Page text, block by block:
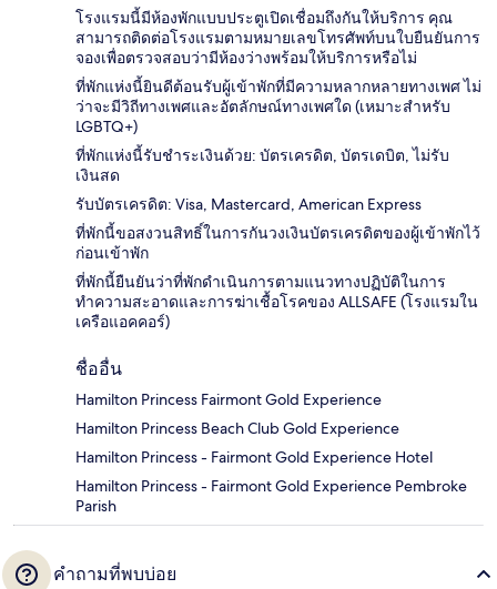
โรงแรมนี้มีห้องพักแบบประตูเปิดเชื่อมถึงกันให้บริการ คุณ
สามารถติดต่อโรงแรมตามหมายเลขโทรศัพท์บนใบยืนยันการ
จองเพื่อตรวจสอบว่ามีห้องว่างพร้อมให้บริการหรือไม่
ที่พักแห่งนี้ยินดีต้อนรับผู้เข้าพักที่มีความหลากหลายทางเพศ ไม่
ว่าจะมีวิถีทางเพศและอัตลักษณ์ทางเพศใด (เหมาะสำหรับ
LGBTQ+)
ที่พักแห่งนี้รับชำระเงินด้วย: บัตรเครดิต, บัตรเดบิต, ไม่รับ
เงินสด
รับบัตรเครดิต: Visa, Mastercard, American Express
ที่พักนี้ขอสงวนสิทธิ์ในการกันวงเงินบัตรเครดิตของผู้เข้าพักไว้
ก่อนเข้าพัก
ที่พักนี้ยืนยันว่าที่พักดำเนินการตามแนวทางปฏิบัติในการ
ทำความสะอาดและการฆ่าเชื้อโรคของ ALLSAFE (โรงแรมใน
เครือแอคคอร์)
ชื่ออื่น
Hamilton Princess Fairmont Gold Experience
Hamilton Princess Beach Club Gold Experience
Hamilton Princess - Fairmont Gold Experience Hotel
Hamilton Princess - Fairmont Gold Experience Pembroke
Parish
คำถามที่พบบ่อย